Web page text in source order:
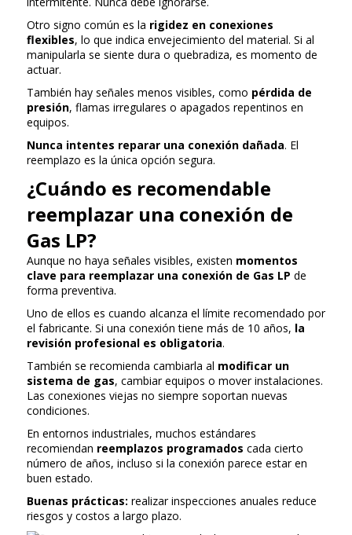
Otro signo común es la rigidez en conexiones
flexibles, lo que indica envejecimiento del material. Si al
manipularla se siente dura o quebradiza, es momento de
actuar.
También hay señales menos visibles, como pérdida de
presión, flamas irregulares o apagados repentinos en
equipos.
Nunca intentes reparar una conexión dañada. El
reemplazo es la única opción segura.
¿Cuándo es recomendable
reemplazar una conexión de
Gas LP?
Aunque no haya señales visibles, existen momentos
clave para reemplazar una conexión de Gas LP de
forma preventiva.
Uno de ellos es cuando alcanza el límite recomendado por
el fabricante. Si una conexión tiene más de 10 años, la
revisión profesional es obligatoria.
También se recomienda cambiarla al modificar un
sistema de gas, cambiar equipos o mover instalaciones.
Las conexiones viejas no siempre soportan nuevas
condiciones.
En entornos industriales, muchos estándares
recomiendan reemplazos programados cada cierto
número de años, incluso si la conexión parece estar en
buen estado.
Buenas prácticas: realizar inspecciones anuales reduce
riesgos y costos a largo plazo.